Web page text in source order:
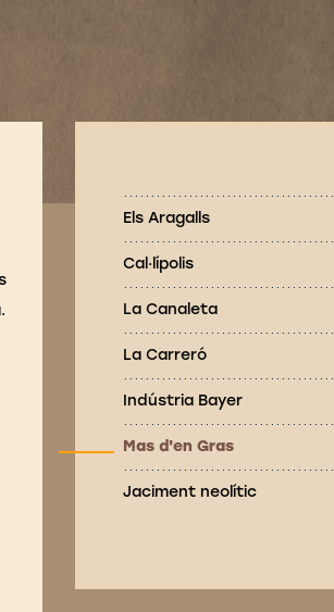
Els Aragalls
Cal·lípolis
La Canaleta
La Carreró
Indústria Bayer
Mas d'en Gras
Jaciment neolític